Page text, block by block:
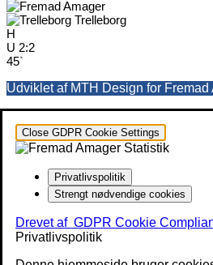
Trelleborg
H
U 2:2
45`
Udviklet af MTH Design for Fremad
Close GDPR Cookie Settings
Privatlivspolitik
Strengt nødvendige cookies
Drevet af GDPR Cookie
Privatlivspolitik